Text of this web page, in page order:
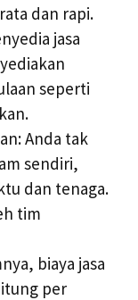
dan rapi.
jasa
seperti
Anda tak
sendiri,
dan tenaga.
tim
biaya jasa
per